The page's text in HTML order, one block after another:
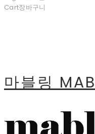
Cart장바구니
마블링